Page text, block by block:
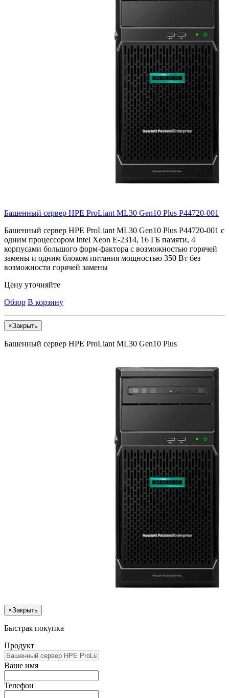
Башенный сервер HPE ProLiant ML30 Gen10 Plus P44720-001
Башенный сервер HPE ProLiant ML30 Gen10 Plus P44720-001 с
одним процессором Intel Xeon E-2314, 16 ГБ памяти, 4
корпусами большого форм-фактора с возможностью горячей
замены и одним блоком питания мощностью 350 Вт без
возможности горячей замены
Цену уточняйте
Обзор В корзину
×Закрыть
Башенный сервер HPE ProLiant ML30 Gen10 Plus
×Закрыть
Быстрая покупка
Продукт
Ваше имя
Телефон